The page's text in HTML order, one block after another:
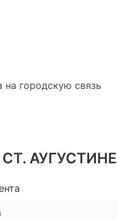
городскую связь
СТ. АУГУСТИНЕ